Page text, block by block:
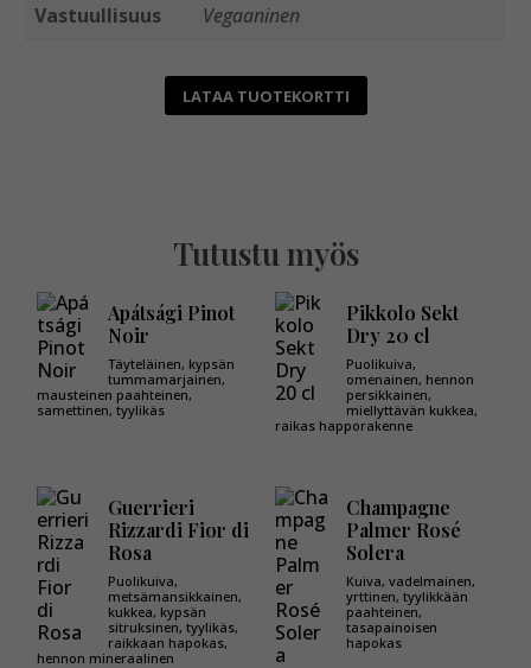
Vastuullisuus
Vegaaninen
LATAA TUOTEKORTTI
Tutustu myös
Apátsági Pinot
Noir
Täyteläinen, kypsän
tummamarjainen,
mausteinen paahteinen,
samettinen, tyylikäs
Pikkolo Sekt
Dry 20 cl
Puolikuiva,
omenainen, hennon
persikkainen,
miellyttävän kukkea,
raikas happorakenne
Guerrieri
Rizzardi Fior di
Rosa
Puolikuiva,
metsämansikkainen,
kukkea, kypsän
sitruksinen, tyylikäs,
raikkaan hapokas,
hennon mineraalinen
Champagne
Palmer Rosé
Solera
Kuiva, vadelmainen,
yrttinen, tyylikkään
paahteinen,
tasapainoisen
hapokas